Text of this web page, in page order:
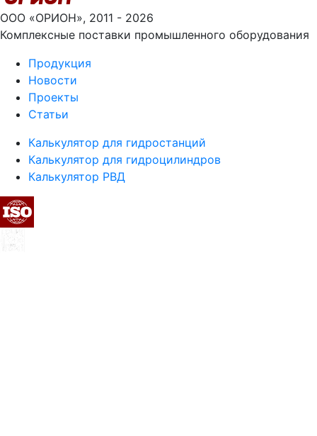
ООО «ОРИОН», 2011 - 2026
Комплексные поставки промышленного оборудования
Продукция
Новости
Проекты
Статьи
Калькулятор для гидростанций
Калькулятор для гидроцилиндров
Калькулятор РВД